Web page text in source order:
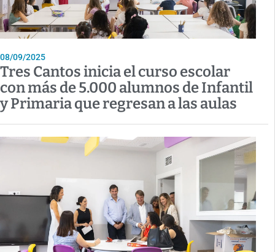
08/09/2025
Tres Cantos inicia el curso escolar
con más de 5.000 alumnos de Infantil
y Primaria que regresan a las aulas